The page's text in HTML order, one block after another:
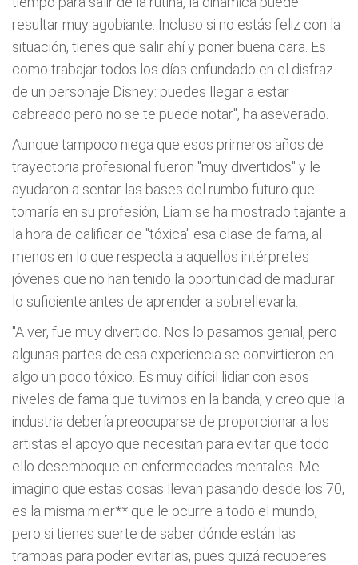
resultar muy agobiante. Incluso si no estás feliz con la
situación, tienes que salir ahí y poner buena cara. Es
como trabajar todos los días enfundado en el disfraz
de un personaje Disney: puedes llegar a estar
cabreado pero no se te puede notar", ha aseverado.
Aunque tampoco niega que esos primeros años de
trayectoria profesional fueron "muy divertidos" y le
ayudaron a sentar las bases del rumbo futuro que
tomaría en su profesión, Liam se ha mostrado tajante a
la hora de calificar de "tóxica" esa clase de fama, al
menos en lo que respecta a aquellos intérpretes
jóvenes que no han tenido la oportunidad de madurar
lo suficiente antes de aprender a sobrellevarla.
"A ver, fue muy divertido. Nos lo pasamos genial, pero
algunas partes de esa experiencia se convirtieron en
algo un poco tóxico. Es muy difícil lidiar con esos
niveles de fama que tuvimos en la banda, y creo que la
industria debería preocuparse de proporcionar a los
artistas el apoyo que necesitan para evitar que todo
ello desemboque en enfermedades mentales. Me
imagino que estas cosas llevan pasando desde los 70,
es la misma mier** que le ocurre a todo el mundo,
pero si tienes suerte de saber dónde están las
trampas para poder evitarlas, pues quizá recuperes